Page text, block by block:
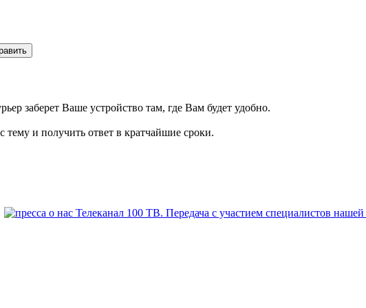
заберет Ваше устройство там, где Вам будет удобно.
и получить ответ в кратчайшие сроки.
Телеканал 100 ТВ. Передача с участием специалистов нашей